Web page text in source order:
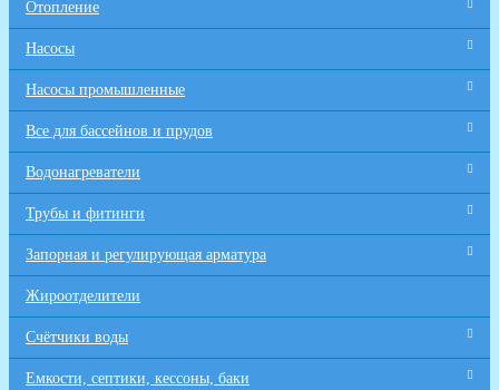
Отопление
Насосы
Насосы промышленные
Все для бaссейнов и прудов
Водонагреватели
Трубы и фитинги
Запорная и регулирующая арматура
Жироотделители
Счётчики воды
Емкости, септики, кессоны, баки